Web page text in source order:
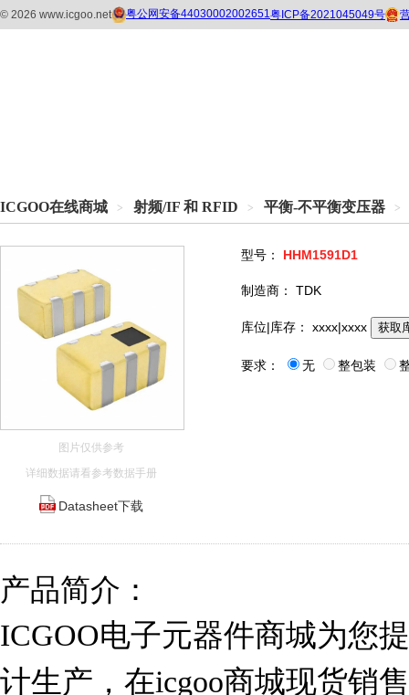
ICGOO在线商城 > 射频/IF 和 RFID > 平衡-不平衡变压器 >
图片仅供参考
详细数据请看参考数据手册
Datasheet下载
型号： HHM1591D1
制造商： TDK
库位|库存： xxxx|xxxx 获取
要求： 无 整包装
产品简介：
ICGOO电子元器件商城为您
计生产，在icgoo商城现货销